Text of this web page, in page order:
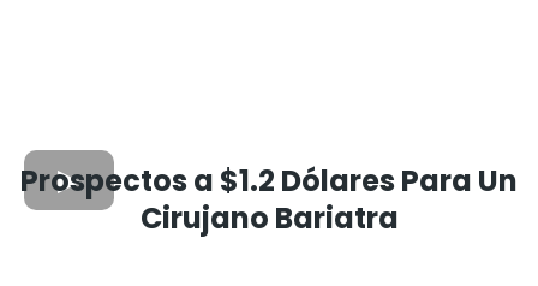
Prospectos a $1.2 Dólares Para Un
Cirujano Bariatra